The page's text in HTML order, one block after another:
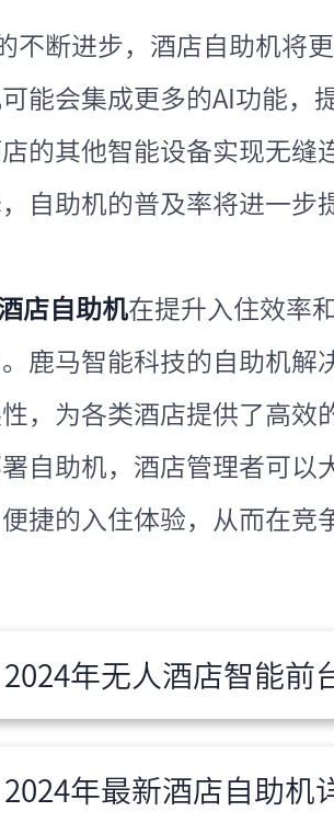
不断进步，酒店自助机将
能会集成更多的AI功能，
的其他智能设备实现无缝
自助机的普及率将进一步
店自助机在提升入住效率
鹿马智能科技的自助机解
，为各类酒店提供了高效
自助机，酒店管理者可以
捷的入住体验，从而在竞
2024年无人酒店智能前台如何
2024年最新酒店自助机详解：